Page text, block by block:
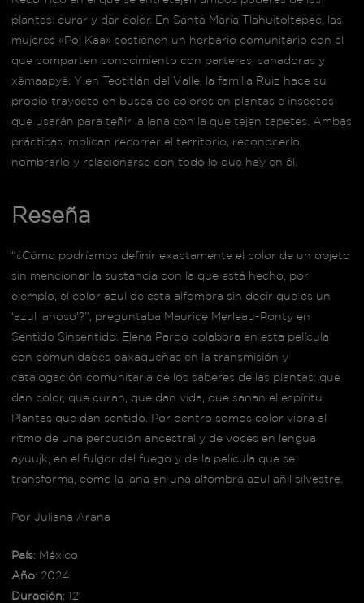
plantas: curar y dar color. En Santa María Tlahuitoltepec, las
mujeres «Poj Kaa» sostienen un herbario comunitario con el
que comparten conocimiento con parteras, sanadoras y
xëmaapyë. Y en Teotitlán del Valle, la familia Ruiz hace su
propio trayecto en busca de colores en plantas e insectos
que usarán para teñir la lana con la que tejen tapetes. Ambas
prácticas implican recorrer el territorio, reconocerlo,
nombrarlo y relacionarse con todo lo que hay en él.
Reseña
“¿Cómo podríamos definir exactamente el color de un objeto
sin mencionar la sustancia con la que está hecho, por
ejemplo, el color azul de esta alfombra sin decir que es un
‘azul lanoso’?”, preguntaba Maurice Merleau-Ponty en
Sentido Sinsentido. Elena Pardo colabora en esta película
con comunidades oaxaqueñas en la transmisión y
catalogación comunitaria de los saberes de las plantas: que
dan color, que curan, que dan vida, que sanan el espíritu.
Plantas que dan sentido. Por dentro somos color vibra al
ritmo de una percusión ancestral y de voces en lengua
ayuujk, en el fulgor del fuego y de la película que se
transforma, como la lana en una alfombra azul añil silvestre.
Por Juliana Arana
País: México
Año: 2024
Duración: 12′